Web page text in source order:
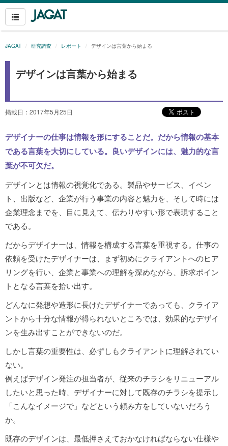
JAGAT 研究調査 レポート デザインは言葉から始まる
デザインは言葉から始まる
掲載日：2017年5月25日
デザイナーの仕事は情報を形にすることだ。だから情報の基本
である言葉を大切にしている。良いデザインには、魅力的な言
葉が不可欠だ。
デザインとは情報の視覚化である。製品やサービス、イベン
ト、出版など、企業が行う事業の内容と魅力を、そして時には
企業理念までを、目に見えて、伝わりやすい形で表現すること
である。
だからデザイナーは、情報を構成する言葉を重視する。仕事の
依頼を受けたデザイナーは、まず初めにクライアントへのヒア
リングを行い、企業と事業への理解を深めながら、訴求ポイン
トとなる言葉を拾い出す。
どんなに発想や造形に長けたデザイナーであっても、クライア
ントから十分な情報が得られないところでは、効果的なデザイ
ンを生み出すことができないのだ。
しかし言葉の重要性は、必ずしもクライアントに理解されてい
ない。
例えばデザイン発注の担当者が、従来のチラシをリニューアル
したいと思った時、デザイナーに対して既存のチラシを提示し
「こんなイメージで」などという頼み方をしていないだろう
か。
既存のデザインは、最低押さえておかなければならない仕様や